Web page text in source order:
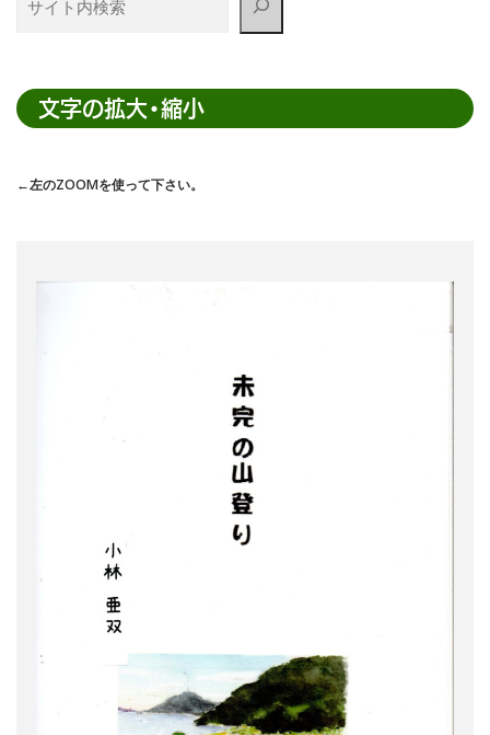
検
索
文字の拡大・縮小
←左のZOOMを使って下さい。